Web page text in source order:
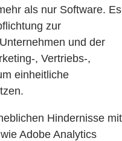
als nur Software. Es
zur
und der
, Vertriebs-,
einheitliche
Hindernisse mit
Adobe Analytics